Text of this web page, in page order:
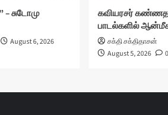
– சுடோமு
August 6, 2026
கவியரசர்
பாடல்களில்
சக்தி சக்திதாசன்
August 5, 2026
0